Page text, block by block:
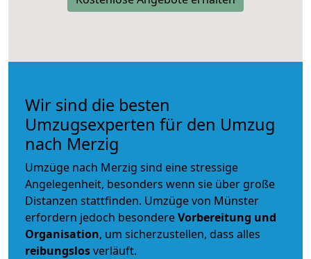
Wir sind die besten
Umzugsexperten für den Umzug
nach Merzig
Umzüge nach Merzig sind eine stressige
Angelegenheit, besonders wenn sie über große
Distanzen stattfinden. Umzüge von Münster
erfordern jedoch besondereVorbereitung und
Organisation, um sicherzustellen, dass alles
reibungslosverläuft.